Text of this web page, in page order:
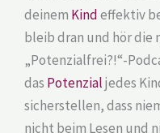
deinem Kindeffektiv
bleib dran und hör die
„Potenzialfrei?!“-
das Potenzialjedes
sicherstellen, dass
nicht beim Lesen und